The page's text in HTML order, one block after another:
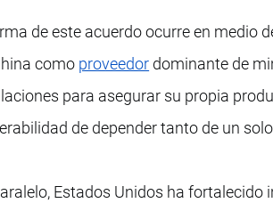
de este acuerdo ocurre en medio
como proveedor dominante de
para asegurar su propia
de depender tanto de un
Estados Unidos ha